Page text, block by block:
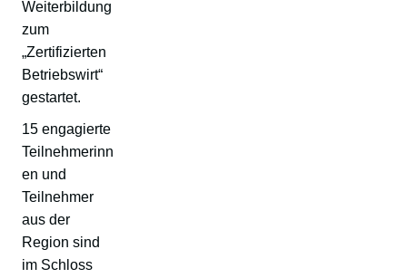
Weiterbildung
zum
„Zertifizierten
Betriebswirt“
gestartet.
15 engagierte
Teilnehmerinn
en und
Teilnehmer
aus der
Region sind
im Schloss